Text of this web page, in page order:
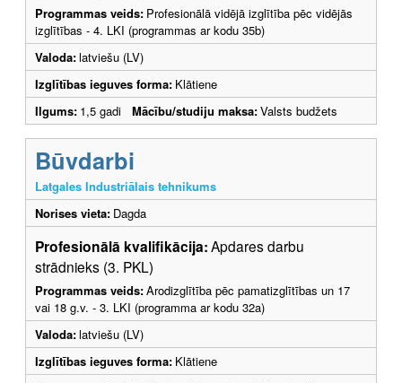
Programmas veids: Profesionālā vidējā izglītība pēc vidējās
izglītības - 4. LKI (programmas ar kodu 35b)
Valoda:latviešu (LV)
Izglītības ieguves forma: Klātiene
Ilgums: 1,5 gadi Mācību/studiju maksa:Valsts budžets
Būvdarbi
Latgales Industriālais tehnikums
Norises vieta: Dagda
Profesionālā kvalifikācija:Apdares darbu
strādnieks (3. PKL)
Programmas veids:Arodizglītība pēc pamatizglītības un 17
vai 18 g.v. - 3. LKI (programma ar kodu 32a)
Valoda:latviešu (LV)
Izglītības ieguves forma: Klātiene